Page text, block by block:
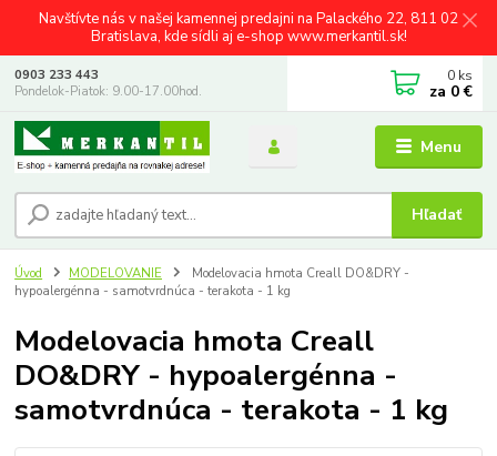
Navštívte nás v našej kamennej predajni na Palackého 22, 811 02
Bratislava, kde sídli aj e-shop www.merkantil.sk!
Menu
Hľadať
0903 233 443
Pondelok-Piatok: 9.00-17.00hod.
0 ks
za 0 €
Úvod MODELOVANIE
Modelovacia hmota Creall DO&DRY -
hypoalergénna - samotvrdnúca - terakota - 1 kg
Modelovacia hmota Creall
DO&DRY - hypoalergénna -
samotvrdnúca - terakota - 1 kg